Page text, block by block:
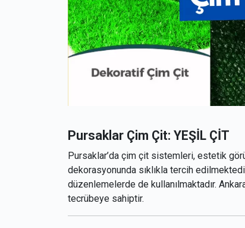
Pursaklar Çim Çit: YEŞİL ÇİT
Pursaklar’da çim çit sistemleri, estetik
dekorasyonunda sıklıkla tercih
düzenlemelerde de kullanılmaktadır.
tecrübeye sahiptir.